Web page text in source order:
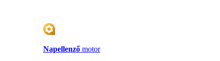
Napellenző motor